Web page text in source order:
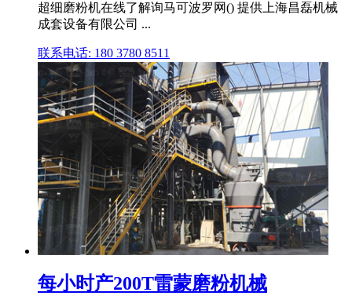
超细磨粉机在线了解询马可波罗网() 提供上海昌磊机械
成套设备有限公司 ...
联系电话: 180 3780 8511
每小时产200T雷蒙磨粉机械